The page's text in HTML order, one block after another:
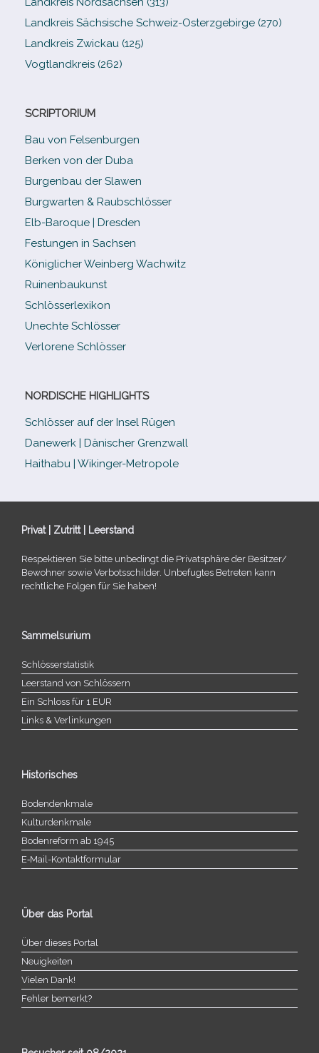
Landkreis Sächsische Schweiz-​Osterzgebirge (270)
Landkreis Zwickau (125)
Vogtlandkreis (262)
SCRIPTORIUM
Bau von Felsenburgen
Berken von der Duba
Burgenbau der Slawen
Burgwarten & Raubschlösser
Elb-​Baroque | Dresden
Festungen in Sachsen
Königlicher Weinberg Wachwitz
Ruinenbaukunst
Schlösserlexikon
Unechte Schlösser
Verlorene Schlösser
NORDISCHE HIGHLIGHTS
Schlösser auf der Insel Rügen
Danewerk | Dänischer Grenzwall
Haithabu | Wikinger-Metropole
Privat | Zutritt | Leerstand
Respektieren Sie bitte unbe­dingt die Privatsphäre der Besitzer/​
Bewohner sowie Verbotsschilder. Unbefugtes Betreten kann
recht­li­che Folgen für Sie haben!
Sammelsurium
Schlösserstatistik
Leerstand von Schlössern
Ein Schloss für 1 EUR
Links & Verlinkungen
Historisches
Bodendenkmale
Kulturdenkmale
Bodenreform ab 1945
E‑Mail-​​Kontaktformular
Über das Portal
Über dieses Portal
Neuigkeiten
Vielen Dank!
Fehler bemerkt?